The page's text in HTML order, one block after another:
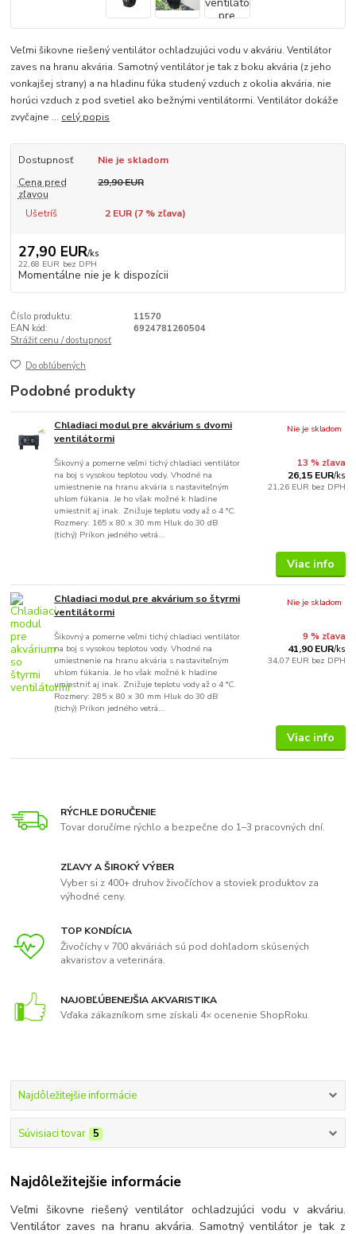
Veľmi šikovne riešený ventilátor ochladzujúci vodu v akváriu. Ventilátor
zaves na hranu akvária. Samotný ventilátor je tak z boku akvária (z jeho
vonkajšej strany) a na hladinu fúka studený vzduch z okolia akvária, nie
horúci vzduch z pod svetiel ako bežnými ventilátormi. Ventilátor dokáže
zvyčajne ... celý popis
Dostupnosť
Nie je skladom
Cena pred
zľavou
29,90 EUR
Ušetríš 2 EUR (7% zľava)
27,90 EUR/ks
22,68 EUR bez DPH
Momentálne nie je k dispozícii
Číslo produktu:
11570
EAN kód:
6924781260504
Strážiť cenu / dostupnosť
Do obľúbených
Podobné produkty
Chladiaci modul pre akvárium s dvomi
ventilátormi
Šikovný a pomerne veľmi tichý chladiaci ventilátor
na boj s vysokou teplotou vody. Vhodné na
umiestnenie na hranu akvária s nastaviteľným
uhlom fúkania. Je ho však možné k hladine
umiestniť aj inak. Znižuje teplotu vody až o 4 °C.
Rozmery: 165 x 80 x 30 mm Hluk do 30 dB
(tichý) Príkon jedného vetrá...
13 % zľava
26,15 EUR/ks
21,26 EUR bez DPH
Nie je skladom
Viac info
Chladiaci modul pre akvárium so štyrmi
ventilátormi
Šikovný a pomerne veľmi tichý chladiaci ventilátor
na boj s vysokou teplotou vody. Vhodné na
umiestnenie na hranu akvária s nastaviteľným
uhlom fúkania. Je ho však možné k hladine
umiestniť aj inak. Znižuje teplotu vody až o 4 °C.
Rozmery: 285 x 80 x 30 mm Hluk do 30 dB
(tichý) Príkon jedného vetrá...
9 % zľava
41,90 EUR/ks
34,07 EUR bez DPH
Nie je skladom
Viac info
RÝCHLE DORUČENIE
Tovar doručíme rýchlo a bezpečne do 1–3 pracovných dní.
ZĽAVY A ŠIROKÝ VÝBER
Vyber si z 400+ druhov živočíchov a stoviek produktov za
výhodné ceny.
TOP KONDÍCIA
Živočíchy v 700 akváriách sú pod dohľadom skúsených
akvaristov a veterinára.
NAJOBĽÚBENEJŠIA AKVARISTIKA
Vďaka zákazníkom sme získali 4× ocenenie ShopRoku.
Najdôležitejšie informácie
Súvisiaci tovar 5
Najdôležitejšie informácie
Veľmi šikovne riešený ventilátor ochladzujúci vodu v akváriu.
Ventilátor zaves na hranu akvária. Samotný ventilátor je tak z